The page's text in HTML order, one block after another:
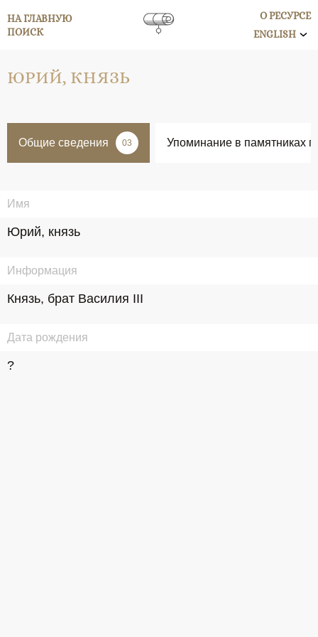
НА ГЛАВНУЮ
ПОИСК
О РЕСУРСЕ
ENGLISH
ЮРИЙ, КНЯЗЬ
Общие сведения 03 Упоминание в памятниках
Имя
Юрий, князь
Информация
Князь, брат Василия III
Дата рождения
?